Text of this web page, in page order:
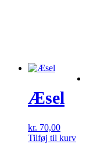
Æsel
kr. 70,00
Tilføj til kurv